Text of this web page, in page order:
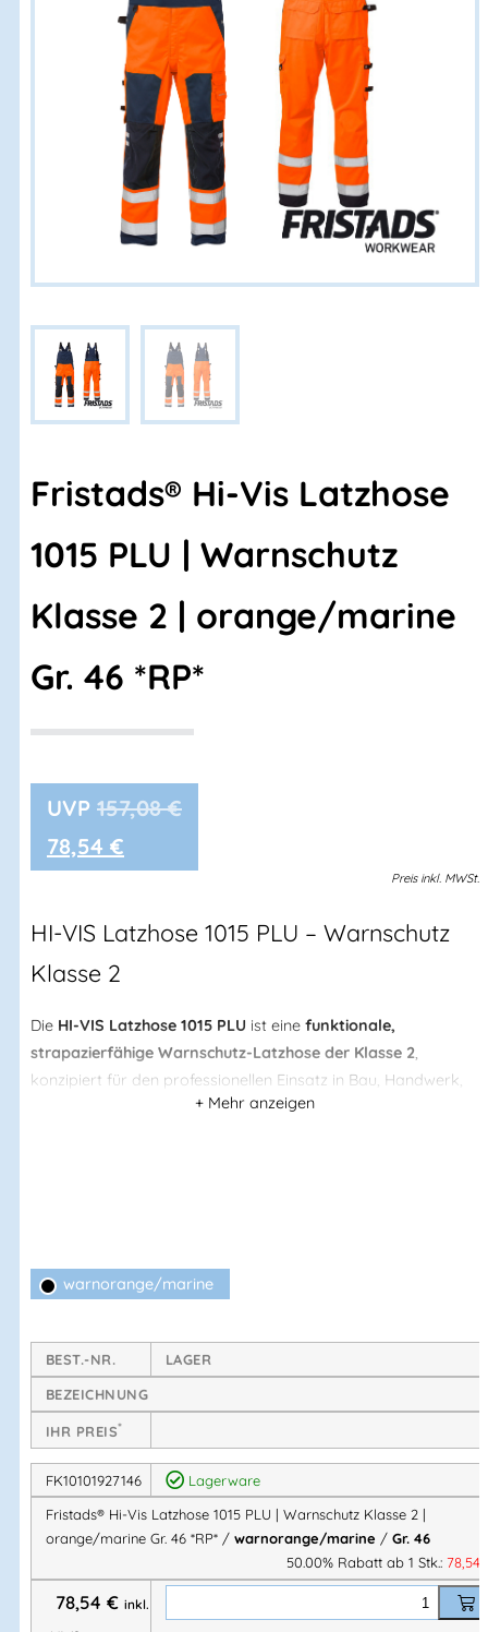
Fristads® Hi-Vis Latzhose
1015 PLU | Warnschutz
Klasse 2 | orange/marine
Gr. 46 *RP*
157,08€
78,54 €
Preis inkl. MWSt.
HI-VIS Latzhose 1015 PLU – Warnschutz
Klasse 2
Die HI-VIS Latzhose 1015 PLU ist eine funktionale,
strapazierfähige Warnschutz-Latzhose der Klasse 2,
konzipiert für den professionellen Einsatz in Bau, Handwerk,
Industrie und kommunalen Betrieben. Das
Hosenträgersowie dieverstellbare Bundweite
ergonomisch geformten KnieundKnietaschen für
höhenverstellbare Kniepolster
für kniende Tätigkeiten. Die geprüfte
nach EN ISO 20471
Ihre Vorteile auf einen Blick
Warnschutz nach EN ISO 20471 – Klasse 2
Schmutz-, öl- und wasserabweisend
CORDURA®-Verstärkungen
BEST.-NR.
LAGER
BEZEICHNUNG
IHR PREIS*
FK10101927146
Lagerware
Fristads® Hi-Vis Latzhose 1015 PLU | Warnschutz Klasse 2 |
orange/marine Gr. 46 *RP* / warnorange/marine / Gr. 46
50.00% Rabatt ab 1 Stk.: 78,54
78,54 € inkl.
warnorange/marine